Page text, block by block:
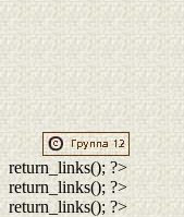
return_links(); ?>
return_links(); ?>
return_links(); ?>